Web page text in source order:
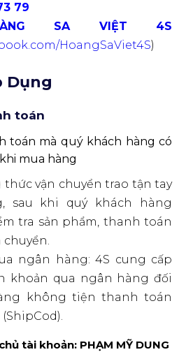
79
SA VIỆT 4S
HoangSaViet4S)
Dụng
toán
toán mà quý khách hàng có
mua hàng
vận chuyển trao tận tay
sau khi quý khách hàng
tra sản phẩm, thanh toán
chuyển.
ngân hàng: 4S cung cấp
khoản qua ngân hàng đối
không tiện thanh toán
tài khoản: PHẠM MỸ DUNG